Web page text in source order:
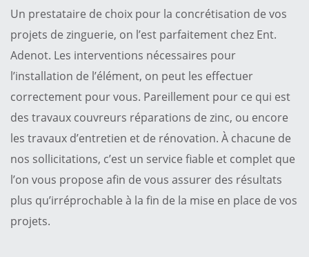
Un prestataire de choix pour la concrétisation de vos
projets de zinguerie, on l’est parfaitement chez Ent.
Adenot. Les interventions nécessaires pour
l’installation de l’élément, on peut les effectuer
correctement pour vous. Pareillement pour ce qui est
des travaux couvreurs réparations de zinc, ou encore
les travaux d’entretien et de rénovation. À chacune de
nos sollicitations, c’est un service fiable et complet que
l’on vous propose afin de vous assurer des résultats
plus qu’irréprochable à la fin de la mise en place de vos
projets.